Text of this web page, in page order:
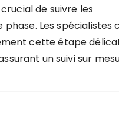
de suivre les
Les spécialistes
cette étape
un suivi sur